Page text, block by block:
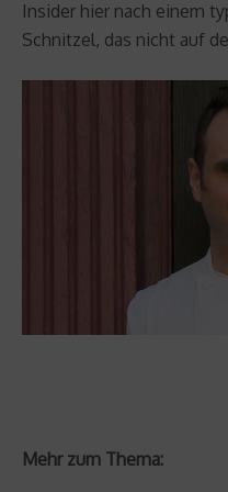
Insider hier nach einem
Schnitzel, das nicht auf
Mehr zum Thema: